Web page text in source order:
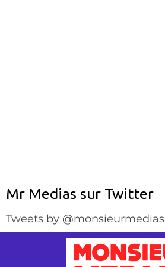
Mr Medias sur Twitter
Tweets by @monsieurmedias